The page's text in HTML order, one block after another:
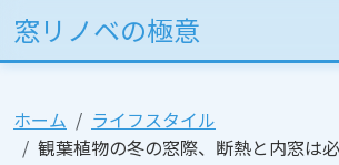
窓リノベの極意
ホーム
ライフスタイル
観葉植物の冬の窓際、断熱と内窓は